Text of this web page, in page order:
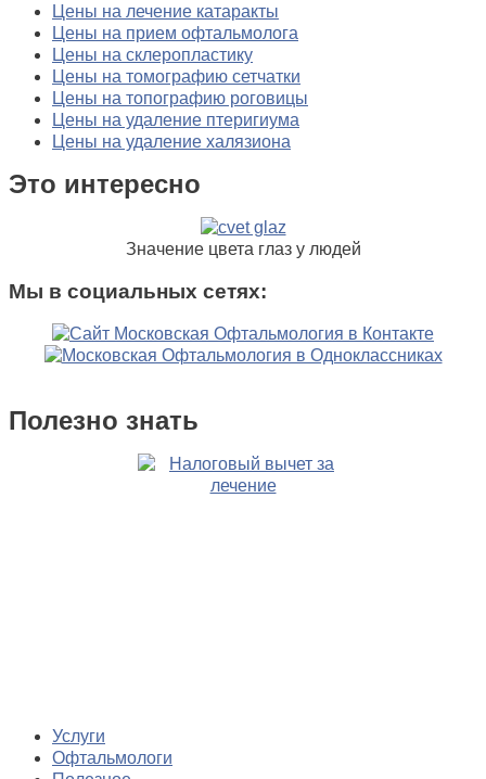
Цены на лечение катаракты
Цены на прием офтальмолога
Цены на склеропластику
Цены на томографию сетчатки
Цены на топографию роговицы
Цены на удаление птеригиума
Цены на удаление халязиона
Это интересно
Значение цвета глаз у людей
Мы в социальных сетях:
Полезно знать
Услуги
Офтальмологи